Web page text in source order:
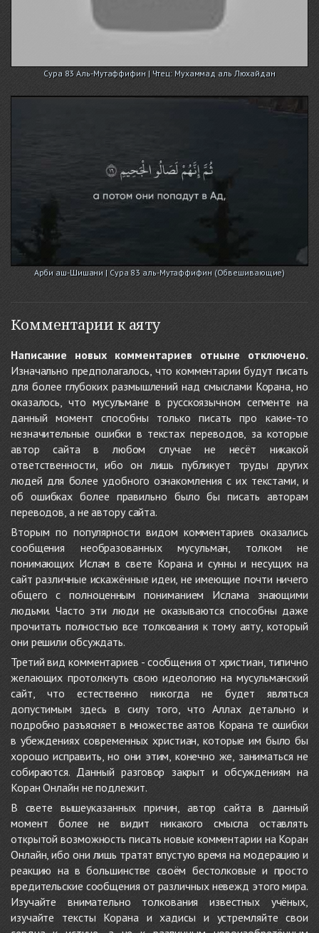
Сура 83 Аль-Мутаффифин | Чтец: Мухаммад аль Люхайдан
Арби аш-Шишани | Сура 83 аль-Мутаффифин (Обвешивающие)
Комментарии к аяту
Написание новых комментариев отныне отключено.
Изначально предполагалось, что комментарии будут писать
для более глубоких размышлений над смыслами Корана, но
оказалось, что мусульмане в русскоязычном сегменте на
данный момент способны только писать про какие-то
незначительные ошибки в текстах переводов, за которые
автор сайта в любом случае не несёт никакой
ответственности, ибо он лишь публикует труды других
людей для более удобного ознакомления с их текстами, и
об ошибках более правильно было бы писать авторам
переводов, а не автору сайта.
Вторым по популярности видом комментариев оказались
сообщения необразованных мусульман, толком не
понимающих Ислам в свете Корана и сунны и несущих на
сайт различные искажённые идеи, не имеющие почти ничего
общего с полноценным пониманием Ислама знающими
людьми. Часто эти люди не оказываются способны даже
прочитать полностью все толкования к тому аяту, который
они решили обсуждать.
Третий вид комментариев - сообщения от христиан, типично
желающих протолкнуть свою идеологию на мусульманский
сайт, что естественно никогда не будет являться
допустимым здесь в силу того, что Аллах детально и
подробно разъясняет в множестве аятов Корана те ошибки
в убеждениях современных христиан, которые им было бы
хорошо исправить, но они этим, конечно же, заниматься не
собираются. Данный разговор закрыт и обсуждениям на
Коран Онлайн не подлежит.
В свете вышеуказанных причин, автор сайта в данный
момент более не видит никакого смысла оставлять
открытой возможность писать новые комментарии на Коран
Онлайн, ибо они лишь тратят впустую время на модерацию и
реакцию на в большинстве своём бестолковые и просто
вредительские сообщения от различных невежд этого мира.
Изучайте внимательно толкования известных учёных,
изучайте тексты Корана и хадисы и устремляйте свои